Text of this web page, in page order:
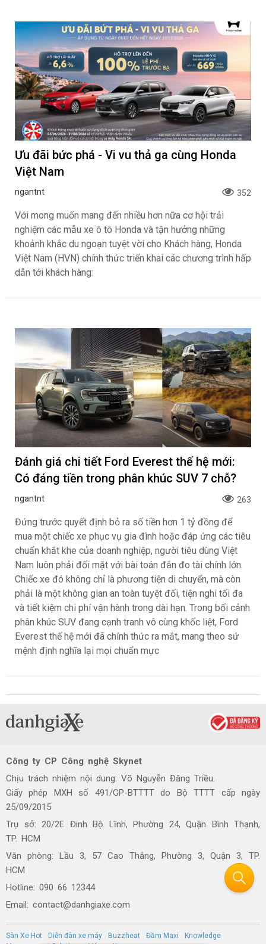
Ưu đãi bức phá - Vi vu thả ga cùng Honda
Việt Nam
ngantnt 352
Với mong muốn mang đến nhiều hơn nữa cơ hội trải
nghiệm các mẫu xe ô tô Honda và tận hưởng những
khoảnh khắc du ngoạn tuyệt vời cho Khách hàng, Honda
Việt Nam (HVN) chính thức triển khai các chương trình hấp
dẫn tới khách hàng:
Đánh giá chi tiết Ford Everest thế hệ mới:
Có đáng tiền trong phân khúc SUV 7 chỗ?
ngantnt 263
Đứng trước quyết định bỏ ra số tiền hơn 1 tỷ đồng để
mua một chiếc xe phục vụ gia đình hoặc đáp ứng các tiêu
chuẩn khắt khe của doanh nghiệp, người tiêu dùng Việt
Nam luôn phải đối mặt với bài toán đắn đo tài chính lớn.
Chiếc xe đó không chỉ là phương tiện di chuyển, mà còn
phải là một không gian an toàn tuyệt đối, tiện nghi tối đa
và tiết kiệm chi phí vận hành trong dài hạn. Trong bối cảnh
phân khúc SUV đang cạnh tranh vô cùng khốc liệt, Ford
Everest thế hệ mới đã chính thức ra mắt, mang theo sứ
mệnh định nghĩa lại mọi chuẩn mực
Công ty CP Công nghệ Skynet
Chịu trách nhiệm nội dung: Võ Nguyễn Đăng Triều.
Giấy phép MXH số 491/GP-BTTTT do Bộ TTTT cấp ngày
25/09/2015
Trụ sở: 20/2E Đinh Bộ Lĩnh, Phường 24, Quận Bình Thạnh,
TP. HCM
Văn phòng: Lầu 3, 57 Cao Thắng, Phường 3, Quận 3, TP.
HCM
Hotline: 090 66 12344
Email: contact@danhgiaxe.com
Sàn Xe Hot Diễn đàn xe máy Buzzheat Đầm Maxi
Knowledge